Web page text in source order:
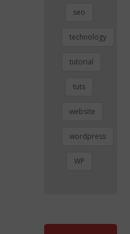
seo
technology
tutorial
tuts
website
wordpress
WP